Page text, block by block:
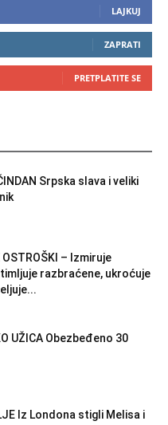
LAJKUJ
ZAPRATI
PRETPLATITE SE
Srpska slava i veliki
OSTROŠKI – Izmiruje
razbraćene, ukroćuje
UŽICA Obezbeđeno 30
Iz Londona stigli Melisa i